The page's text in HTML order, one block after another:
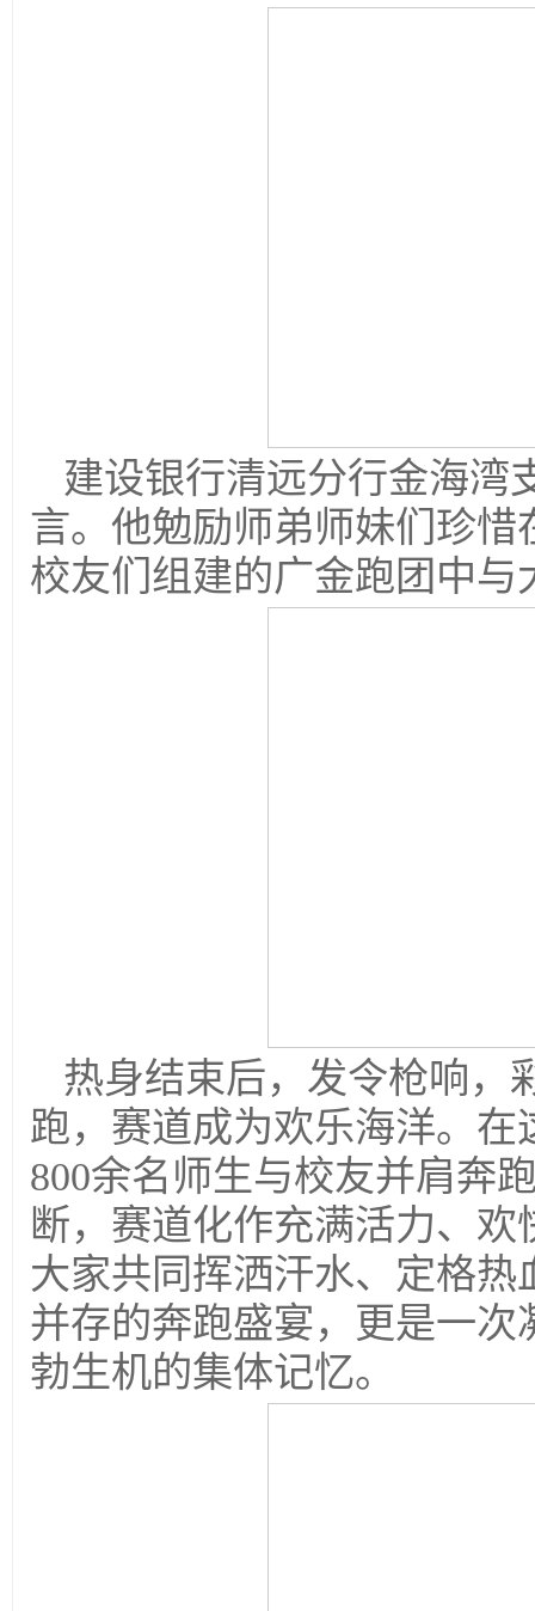
建设银行清远分行金海湾
言。他勉励师弟师妹们珍
校友们组建的广金跑团中与
热身结束后，发令枪响，
跑，赛道成为欢乐海洋。
800余名师生与校友并肩奔
断，赛道化作充满活力、
大家共同挥洒汗水、定格
并存的奔跑盛宴，更是一
勃生机的集体记忆。